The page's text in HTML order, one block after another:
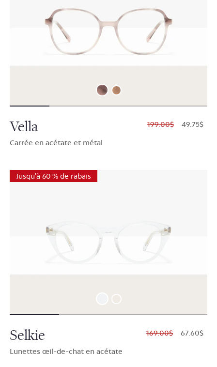
Vella
Carrée en acétate et métal
$199.00 $49.75
Jusqu'à 60 % de rabais
Selkie
Lunettes œil-de-chat en acétate
$169.00 $67.60